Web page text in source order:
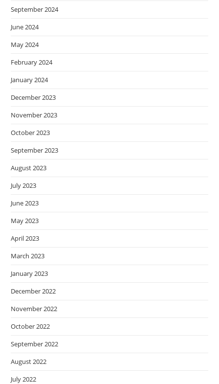
September 2024
June 2024
May 2024
February 2024
January 2024
December 2023
November 2023
October 2023
September 2023
August 2023
July 2023
June 2023
May 2023
April 2023
March 2023
January 2023
December 2022
November 2022
October 2022
September 2022
August 2022
July 2022